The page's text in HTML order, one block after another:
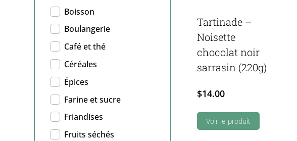
Boisson
Boulangerie
Café et thé
Céréales
Épices
Farine et sucre
Friandises
Fruits séchés
Tartinade –
Noisette
chocolat noir
sarrasin (220g)
$14.00
Voir le produit